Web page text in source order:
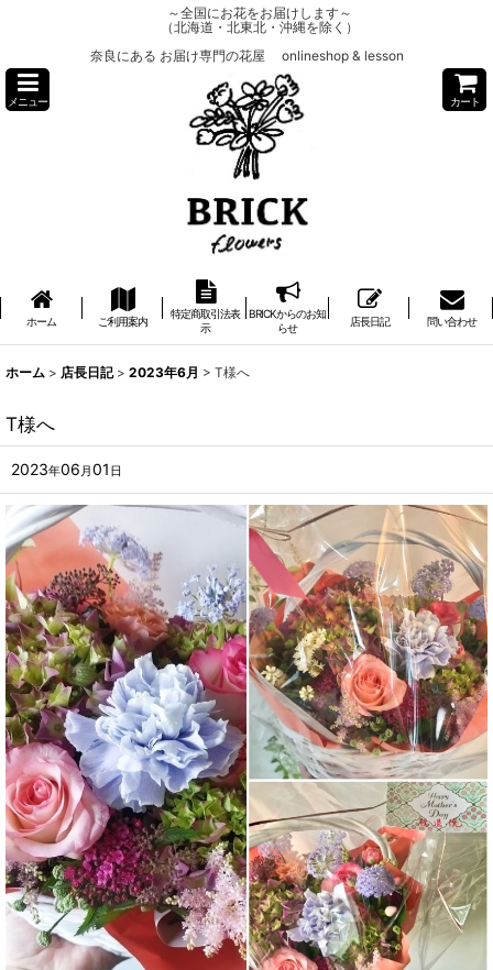
～全国にお花をお届けします～
（北海道・北東北・沖縄を除く）
奈良にある お届け専門の花屋 onlineshop & lesson
メニュー カート
ホーム ご利用案内
特定商取引法表
示
BRICKからのお知
らせ
店長日記 問い合わせ
ホーム > 店長日記 > 2023年6月 > T様へ
T様へ
2023年06 月 01 日